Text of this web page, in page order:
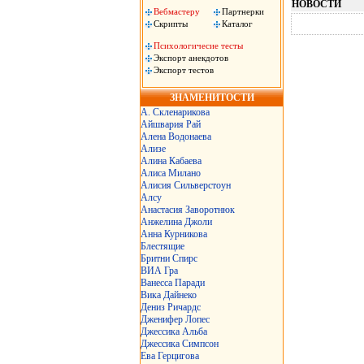
Вебмастеру
Партнерки
Скрипты
Каталог
Психологичесие тесты
Экспорт анекдотов
Экспорт тестов
ЗНАМЕНИТОСТИ
А. Скленарикова
Айшвария Рай
Алена Водонаева
Ализе
Алина Кабаева
Алиса Милано
Алисия Сильверстоун
Алсу
Анастасия Заворотнюк
Анжелина Джоли
Анна Курникова
Блестящие
Бритни Спирс
ВИА Гра
Ванесса Паради
Вика Дайнеко
Дениз Ричардс
Дженифер Лопес
Джессика Альба
Джессика Симпсон
Ева Герцигова
НОВОСТИ